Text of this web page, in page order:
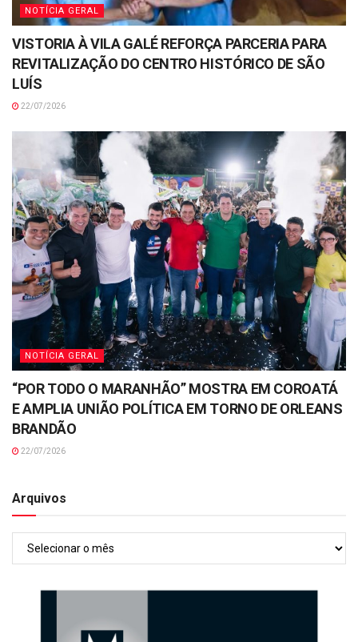
NOTÍCIA GERAL
VISTORIA À VILA GALÉ REFORÇA PARCERIA PARA
REVITALIZAÇÃO DO CENTRO HISTÓRICO DE SÃO
LUÍS
22/07/2026
NOTÍCIA GERAL
“POR TODO O MARANHÃO” MOSTRA EM COROATÁ
E AMPLIA UNIÃO POLÍTICA EM TORNO DE ORLEANS
BRANDÃO
22/07/2026
Arquivos
Arquivos